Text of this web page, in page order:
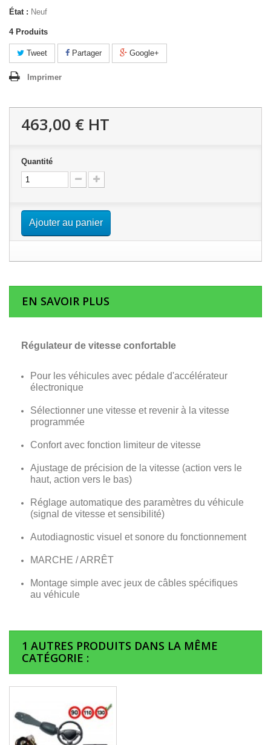
État : Neuf
4 Produits
Tweet Partager Google+
Imprimer
463,00 € HT
Quantité
Ajouter au panier
EN SAVOIR PLUS
Régulateur de vitesse confortable
Pour les véhicules avec pédale d'accélérateur
électronique
Sélectionner une vitesse et revenir à la vitesse
programmée
Confort avec fonction limiteur de vitesse
Ajustage de précision de la vitesse (action vers le
haut, action vers le bas)
Réglage automatique des paramètres du véhicule
(signal de vitesse et sensibilité)
Autodiagnostic visuel et sonore du fonctionnement
MARCHE / ARRÊT
Montage simple avec jeux de câbles spécifiques
au véhicule
1 AUTRES PRODUITS DANS LA MÊME
CATÉGORIE :